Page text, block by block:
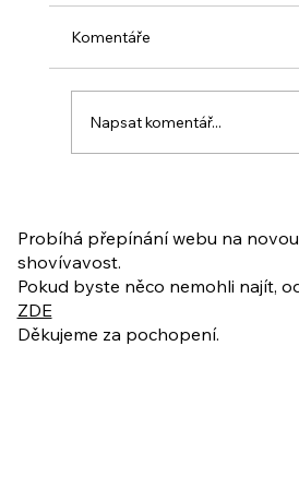
ukázkové lekce
Komentáře
Napsat komentář...
Probíhá přepínání webu na
shovívavost.
Pokud byste něco nemohli najít,
ZDE
Děkujeme za pochopení.